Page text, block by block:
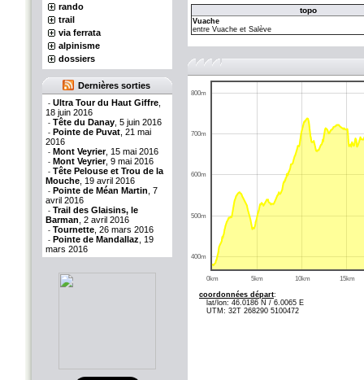
rando
trail
via ferrata
alpinisme
dossiers
Dernières sorties
- Ultra Tour du Haut Giffre
18 juin 2016
- Tête du Danay , 5 juin 2016
- Pointe de Puvat , 21 mai
2016
- Mont Veyrier, 15 mai 2016
- Mont Veyrier, 9 mai 2016
- Tête Pelouse et Trou de la
Mouche , 19 avril 2016
- Pointe de Méan Martin , 7
avril 2016
- Trail des Glaisins, le
Barman , 2 avril 2016
- Tournette , 26 mars 2016
- Pointe de Mandallaz , 19
mars 2016
topo
Vuache
entre Vuache et Salève
0km 5km 10km 15km
400m
500m
600m
700m
800m
coordonnées départ:
lat/lon: 46.0186 N / 6.0065 E
UTM: 32T 268290 5100472